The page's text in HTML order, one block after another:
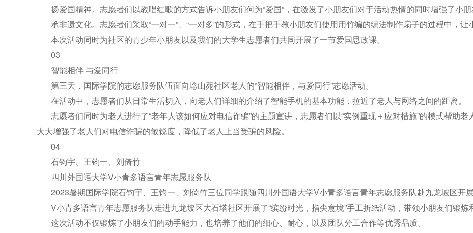
扬爱国精神。志愿者们以教唱红歌的方式告诉小朋友们何为“爱国”，在激发了小朋友们对于活动热情的同时增强了小朋
承非遗文化。志愿者们采取“一对一”、“一对多”的形式，在手把手教小朋友们使用用竹编的编法制作扇子的过程中，让
本次活动同时为社区的青少年小朋友以及我们的大学生志愿者们共同开展了一节爱国思政课。
03
智能相伴 与爱同行
第三天，国际学院的志愿服务队伍面向埝山苑社区老人的“智能相伴，与爱同行”志愿活动。
在活动中，志愿者们从日常生活切入，向老人们详细的介绍了智能手机的基本功能，拉近了老人与网络之间的距离。
志愿者们同时为老人进行了“老年人该如何应对电信诈骗”的主题宣讲，志愿者们以“实例重现＋应对措施”的模式帮助
大大增强了老人们对电信诈骗的敏锐度，降低了老人上当受骗的风险。
04
石钧宇、王钧一、刘倚竹
四川外国语大学V小青多语言青年志愿服务队
2023暑期国际学院石钧宇、王钧一、刘倚竹三位同学跟随四川外国语大学V小青多语言青年志愿服务队赴九龙坡区开
V小青多语言青年志愿服务队走进九龙坡区大石塔社区开展了“缤纷时光，指尖意境”手工折纸活动，带领小朋友们锻炼
这次活动不仅锻炼了小朋友们的动手能力，也培养了他们的细心、耐心，以及团队分工合作等优秀品质。